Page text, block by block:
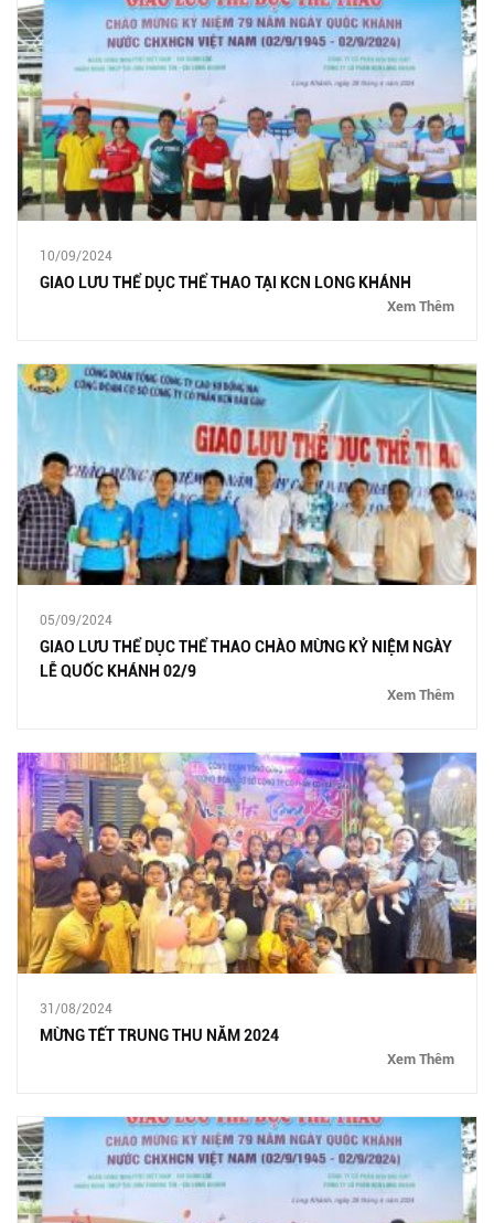
10/09/2024
GIAO LƯU THỂ DỤC THỂ THAO TẠI KCN LONG KHÁNH
Xem Thêm
05/09/2024
GIAO LƯU THỂ DỤC THỂ THAO CHÀO MỪNG KỶ NIỆM NGÀY
LỄ QUỐC KHÁNH 02/9
Xem Thêm
31/08/2024
MỪNG TẾT TRUNG THU NĂM 2024
Xem Thêm